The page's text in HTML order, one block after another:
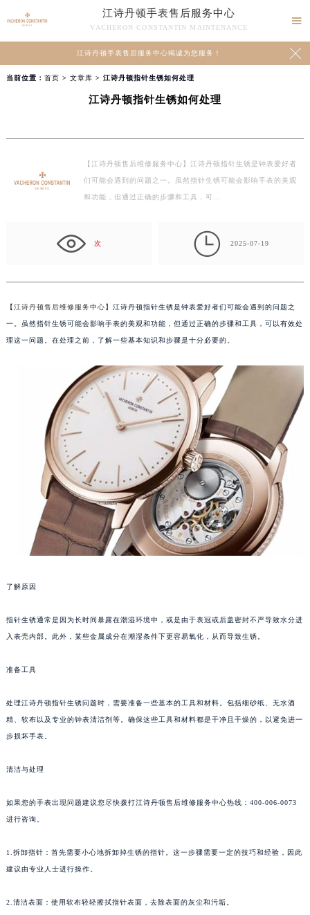
江诗丹顿手表售后服务中心
VACHERON CONSTANTIN MAINTENANCE

江诗丹顿手表售后服务中心竭诚为您服务！ 
当前位置： 首页 > 文章库 > 江诗丹顿指针生锈如何处理
江诗丹顿指针生锈如何处理
【江诗丹顿售后维修服务中心】江诗丹顿指针生锈是钟表爱好者
们可能会遇到的问题之一。虽然指针生锈可能会影响手表的美观
和功能，但通过正确的步骤和工具，可…
次  2025-07-19
【江诗丹顿售后维修服务中心】江诗丹顿指针生锈是钟表爱好者们可能会遇到的问题之
一。虽然指针生锈可能会影响手表的美观和功能，但通过正确的步骤和工具，可以有效处
理这一问题。在处理之前，了解一些基本知识和步骤是十分必要的。
了解原因
指针生锈通常是因为长时间暴露在潮湿环境中，或是由于表冠或后盖密封不严导致水分进
入表壳内部。此外，某些金属成分在潮湿条件下更容易氧化，从而导致生锈。
准备工具
处理江诗丹顿指针生锈问题时，需要准备一些基本的工具和材料。包括细砂纸、无水酒
精、软布以及专业的钟表清洁剂等。确保这些工具和材料都是干净且干燥的，以避免进一
步损坏手表。
清洁与处理
如果您的手表出现问题建议您尽快拨打江诗丹顿售后维修服务中心热线：400-006-0073
进行咨询。
1.拆卸指针：首先需要小心地拆卸掉生锈的指针。这一步骤需要一定的技巧和经验，因此
建议由专业人士进行操作。
2.清洁表面：使用软布轻轻擦拭指针表面，去除表面的灰尘和污垢。